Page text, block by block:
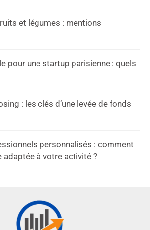
et légumes : mentions
pour une startup parisienne : quels
: les clés d’une levée de fonds
personnalisés : comment
adaptée à votre activité ?